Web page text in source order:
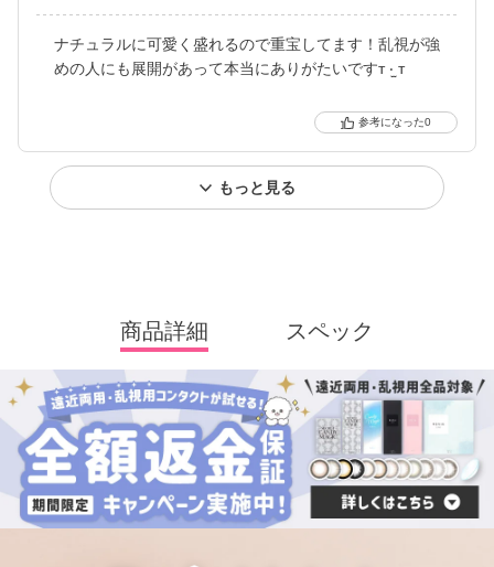
ナチュラルに可愛く盛れるので重宝してます！乱視が強
めの人にも展開があって本当にありがたいです‎т ‧̫ т
0
もっと見る
商品詳細 スペック